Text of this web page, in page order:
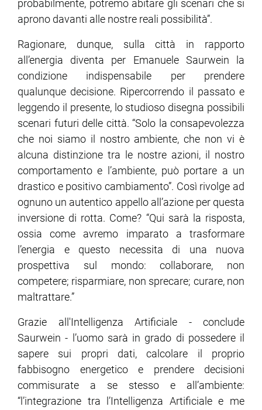
probabilmente, potremo abitare gli scenari che si
aprono davanti alle nostre reali possibilità”.
Ragionare, dunque, sulla città in rapporto
all’energia diventa per Emanuele Saurwein la
condizione indispensabile per prendere
qualunque decisione. Ripercorrendo il passato e
leggendo il presente, lo studioso disegna possibili
scenari futuri delle città. “Solo la consapevolezza
che noi siamo il nostro ambiente, che non vi è
alcuna distinzione tra le nostre azioni, il nostro
comportamento e l’ambiente, può portare a un
drastico e positivo cambiamento”. Così rivolge ad
ognuno un autentico appello all’azione per questa
inversione di rotta. Come? “Qui sarà la risposta,
ossia come avremo imparato a trasformare
l’energia e questo necessita di una nuova
prospettiva sul mondo: collaborare, non
competere; risparmiare, non sprecare; curare, non
maltrattare.”
Grazie all'Intelligenza Artificiale - conclude
Saurwein - l’uomo sarà in grado di possedere il
sapere sui propri dati, calcolare il proprio
fabbisogno energetico e prendere decisioni
commisurate a se stesso e all’ambiente:
“l’integrazione tra l’Intelligenza Artificiale e me